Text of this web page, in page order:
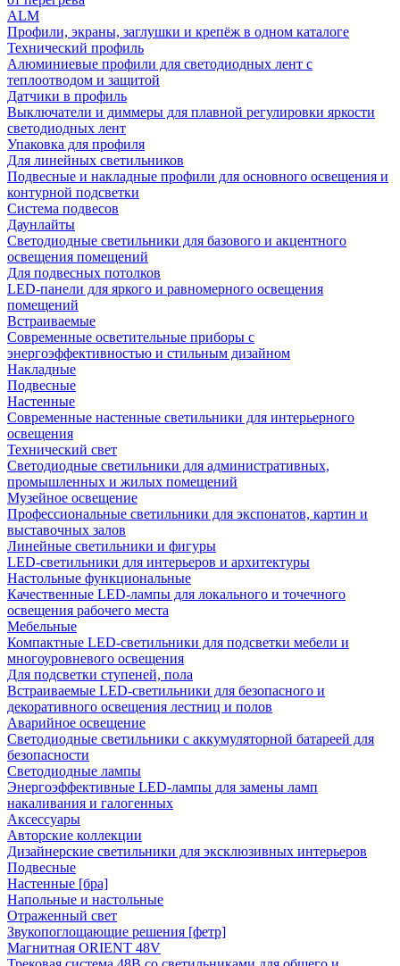
ALM
Профили, экраны, заглушки и крепёж в одном каталоге
Технический профиль
Алюминиевые профили для светодиодных лент с
теплоотводом и защитой
Датчики в профиль
Выключатели и диммеры для плавной регулировки яркости
светодиодных лент
Упаковка для профиля
Для линейных светильников
Подвесные и накладные профили для основного освещения и
контурной подсветки
Система подвесов
Даунлайты
Светодиодные светильники для базового и акцентного
освещения помещений
Для подвесных потолков
LED-панели для яркого и равномерного освещения
помещений
Встраиваемые
Современные осветительные приборы с
энергоэффективностью и стильным дизайном
Накладные
Подвесные
Настенные
Современные настенные светильники для интерьерного
освещения
Технический свет
Светодиодные светильники для административных,
промышленных и жилых помещений
Музейное освещение
Профессиональные светильники для экспонатов, картин и
выставочных залов
Линейные светильники и фигуры
LED-светильники для интерьеров и архитектуры
Настольные функциональные
Качественные LED-лампы для локального и точечного
освещения рабочего места
Мебельные
Компактные LED-светильники для подсветки мебели и
многоуровневого освещения
Для подсветки ступеней, пола
Встраиваемые LED-светильники для безопасного и
декоративного освещения лестниц и полов
Аварийное освещение
Светодиодные светильники с аккумуляторной батареей для
безопасности
Светодиодные лампы
Энергоэффективные LED-лампы для замены ламп
накаливания и галогенных
Аксессуары
Авторские коллекции
Дизайнерские светильники для эксклюзивных интерьеров
Подвесные
Настенные [бра]
Напольные и настольные
Отраженный свет
Звукопоглощающие решения [фетр]
Магнитная ORIENT 48V